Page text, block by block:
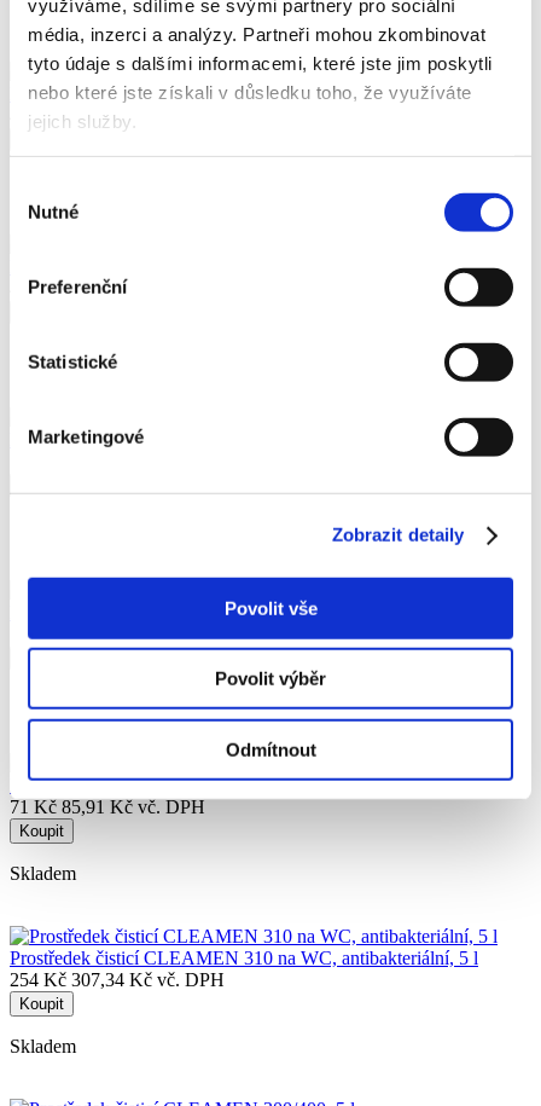
využíváme, sdílíme se svými partnery pro sociální
média, inzerci a analýzy. Partneři mohou zkombinovat
tyto údaje s dalšími informacemi, které jste jim poskytli
nebo které jste získali v důsledku toho, že využíváte
jejich služby.
souhlasu
Nutné
Preferenční
Statistické
Marketingové
Zobrazit detaily
Povolit vše
Povolit výběr
Odmítnout
Skladem
Prostředek čisticí Hit Dezinfectant Gel na WC, 750 ml
43 Kč 52,03 Kč vč. DPH
47 Kč 56,87 Kč vč. DPH
Skladem
Prostředek čisticí CLEAMEN 370 na WC, 750 ml
Pěna dezinfekční Katrin na WC sedátka, 500 ml
179 Kč 216,59 Kč vč. DPH
Skladem
Prostředek čisticí CLEAMEN 410 na koupelny, rozprašovač, 1 l
71 Kč 85,91 Kč vč. DPH
Koupit
Skladem
Prostředek čisticí CLEAMEN 310 na WC, antibakteriální, 5 l
254 Kč 307,34 Kč vč. DPH
Koupit
Skladem